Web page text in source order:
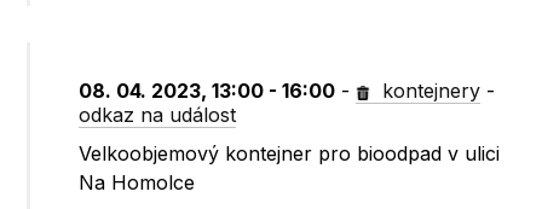
08. 04. 2023, 13:00 - 16:00 - kontejnery -
odkaz na událost
Velkoobjemový kontejner pro bioodpad v ulici
Na Homolce